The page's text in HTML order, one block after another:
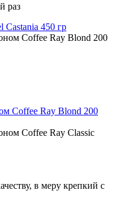
раз
450 гр
Coffee Ray Blond 200
в меру крепкий с